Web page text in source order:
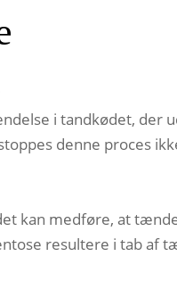
i tandkødet, der
denne proces
kan medføre, at
resultere i tab af